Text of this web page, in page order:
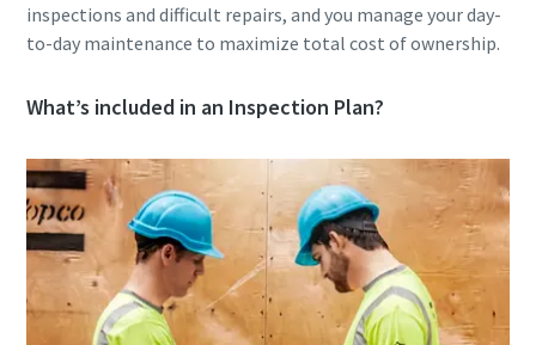
inspections and difficult repairs, and you manage your day-
to-day maintenance to maximize total cost of ownership.
What’s included in an Inspection Plan?